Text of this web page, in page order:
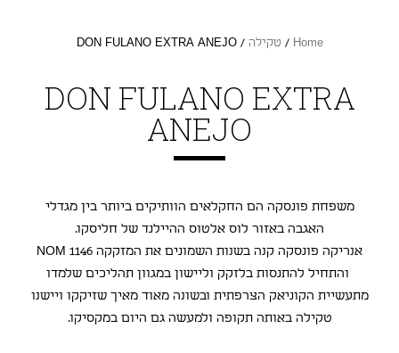
Home
/טקילה / DON FULANO EXTRA ANEJO
DON FULANO EXTRA
ANEJO
משפחת פונסקה הם החקלאים הוותיקים ביותר בין מגדלי
האגבה באזור לוס אלטוס ההיילנד של חליסקו.
אנריקה פונסקה קנה בשנות השמונים את המזקקה NOM 1146
והתחיל להתנסות בלזקק וליישון במגוון תהליכים שלמדו
מתעשיית הקוניאק הצרפתית ובשונה מאוד מאיך שזיקקו ויישנו
טקילה באותה תקופה ולמעשה גם היום במקסיקו.